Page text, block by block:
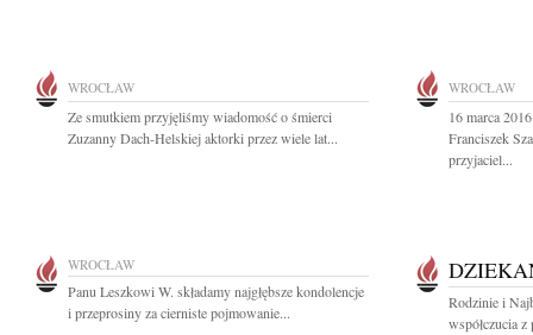
WROCŁAW
Ze smutkiem przyjęliśmy wiadomość o śmierci
Zuzanny Dach-Helskiej aktorki przez wiele lat...
WROCŁAW
16 marca
Franciszek
przyjaciel...
WROCŁAW
Panu Leszkowi W. składamy najgłębsze kondolencje
i przeprosiny za cierniste pojmowanie...
Rodzinie i
współczucia